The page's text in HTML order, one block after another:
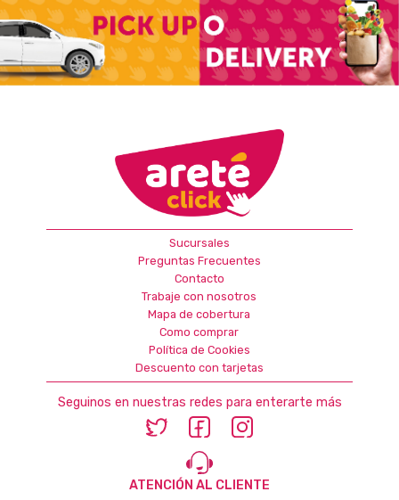
Sucursales
Preguntas Frecuentes
Contacto
Trabaje con nosotros
Mapa de cobertura
Como comprar
Política de Cookies
Descuento con tarjetas
Seguinos en nuestras redes para enterarte más
ATENCIÓN AL CLIENTE